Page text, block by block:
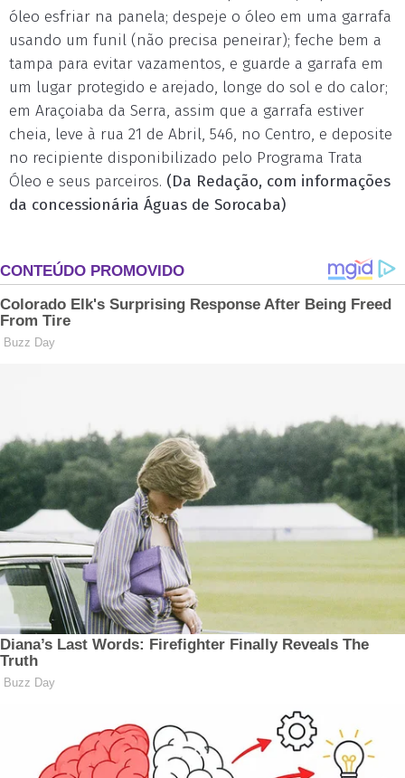
óleo esfriar na panela; despeje o óleo em uma garrafa
usando um funil (não precisa peneirar); feche bem a
tampa para evitar vazamentos, e guarde a garrafa em
um lugar protegido e arejado, longe do sol e do calor;
em Araçoiaba da Serra, assim que a garrafa estiver
cheia, leve à rua 21 de Abril, 546, no Centro, e deposite
no recipiente disponibilizado pelo Programa Trata
Óleo e seus parceiros. (Da Redação, com informações
da concessionária Águas de Sorocaba)